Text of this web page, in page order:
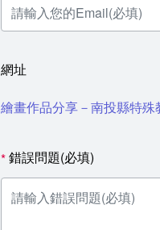
網址
繪畫作品分享－南投縣特殊
*錯誤問題(必填)